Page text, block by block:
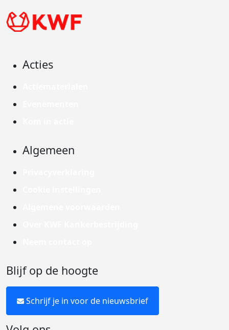
Acties
Algemeen
Blijf op de hoogte
Schrijf je in voor de nieuwsbrief